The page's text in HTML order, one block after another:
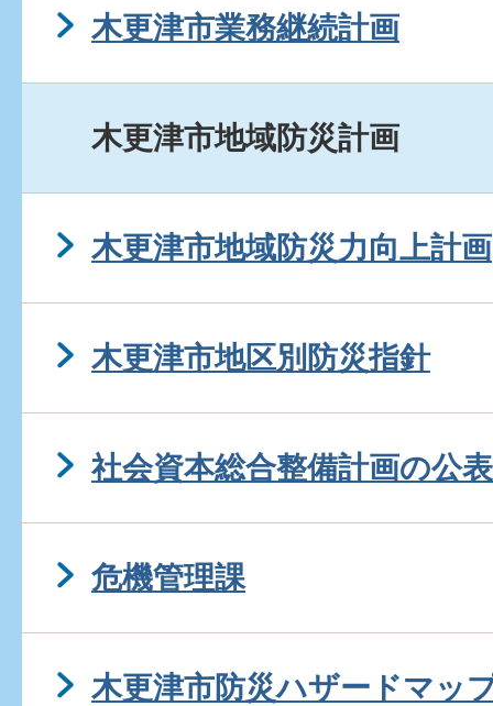
木更津市業務継続計画
木更津市地域防災計画
木更津市地域防災力向上計画
木更津市地区別防災指針
社会資本総合整備計画の公表
危機管理課
木更津市防災ハザードマッ